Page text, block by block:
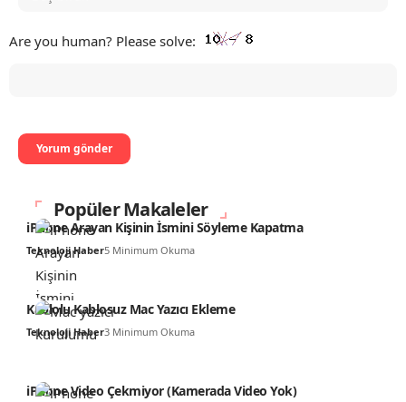
Are you human? Please solve:
Popüler Makaleler
iPhone Arayan Kişinin İsmini Söyleme Kapatma
Teknoloji Haber5 Minimum Okuma
Kablolu Kablosuz Mac Yazıcı Ekleme
Teknoloji Haber3 Minimum Okuma
iPhone Video Çekmiyor (Kamerada Video Yok)